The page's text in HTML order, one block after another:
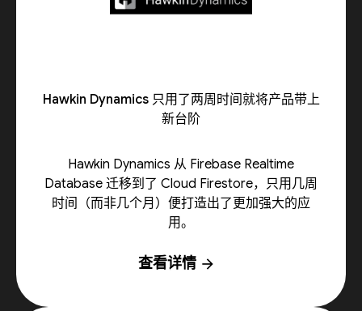
Hawkin Dynamics 只用了两周时间就将产品带上
新台阶
Hawkin Dynamics 从 Firebase Realtime
Database 迁移到了 Cloud Firestore，只用几周
时间（而非几个月）便打造出了更加强大的应
用。
查看详情 arrow_forward